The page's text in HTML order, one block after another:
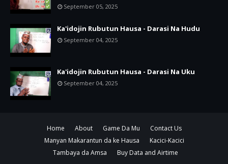
September 05, 2025
Ka'idojin Rubutun Hausa - Darasi Na Hudu
September 04, 2025
Ka'idojin Rubutun Hausa - Darasi Na Uku
September 04, 2025
Home About Game Da Mu
Contact Us
Manyan Makarantun da ke Hausa
Kacici-Kacici
Tambaya da Amsa
Buy Data and Airtime